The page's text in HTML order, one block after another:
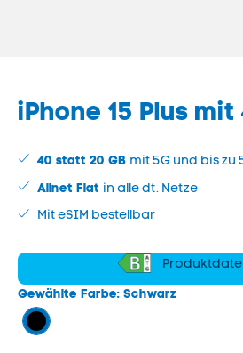
iPhone 15 Plus mit
40 statt 20 GB mit 5G und bis zu
Allnet Flat in alle dt. Netze
Mit eSIM bestellbar
Gewählte Farbe: Schwarz